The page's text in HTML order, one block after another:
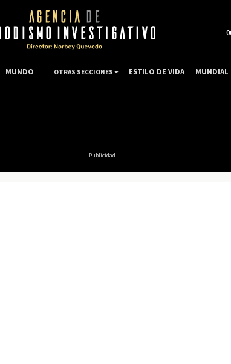
Publicidad
MUNDO OTRAS SECCIONES ESTILO DE VIDA MUNDIAL